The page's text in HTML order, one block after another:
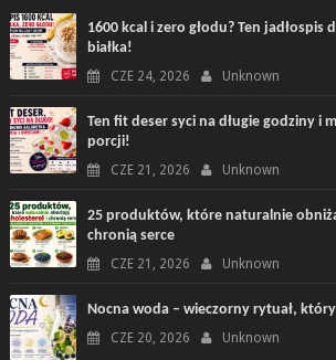
1600 kcal i zero głodu? Ten jadłospis
białka!
CZE 24, 2026 Unknown
Ten fit deser syci na długie godziny i
porcji!
CZE 21, 2026 Unknown
25 produktów, które naturalnie
chronią serce
CZE 21, 2026 Unknown
Nocna woda – wieczorny rytuał,
CZE 20, 2026 Unknown